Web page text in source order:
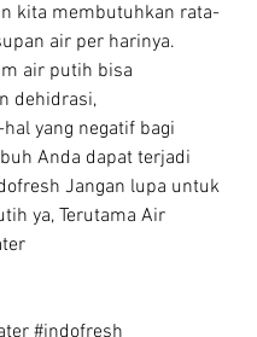
kita membutuhkan rata-
air per harinya.
air putih bisa
dehidrasi,
yang negatif bagi
Anda dapat terjadi
Jangan lupa untuk
ya, Terutama Air
#indofresh